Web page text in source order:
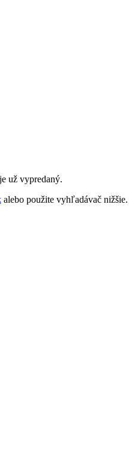
už vypredaný.
alebo použite vyhľadávač nižšie.